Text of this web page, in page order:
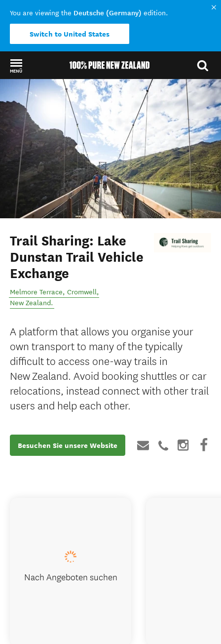
You are viewing the Deutsche (Germany) edition.
Switch to United States
MENÜ
Back to my results
Trail Sharing: Lake
Dunstan Trail Vehicle
Exchange
Melmore Terrace, Cromwell,
New Zealand.
A platform that allows you organise your
own transport to many of the typically
difficult to access one-way trails in
New Zealand. Avoid booking shuttles or car
relocations, instead connect with other trail
users and help each other.
Besuchen Sie unsere Website
Nach Angeboten suchen